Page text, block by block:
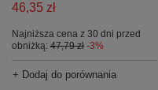
46,35 zł
Najniższa cena z 30 dni przed
obniżką: 47,79 zł -3%
+ Dodaj do porównania